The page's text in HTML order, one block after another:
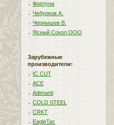
Фортуна
Чебурков А.
Чернышев В.
Ясный Сокол ООО
Зарубежные
производители:
IC CUT
ACE
Adimanti
COLD STEEL
CRKT
EagleTac